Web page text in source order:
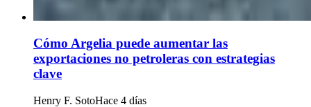
Cómo Argelia puede aumentar las
exportaciones no petroleras con estrategias
clave
Henry F. SotoHace 4 días